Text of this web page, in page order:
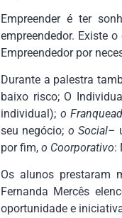
Empreender é ter
empreendedor. Existe
Empreendedor por
Durante a palestra
baixo risco; O
individual); o
seu negócio; o Social–
por fim, o Coorporativo:
Os alunos prestaram
Fernanda Mercês
oportunidade e